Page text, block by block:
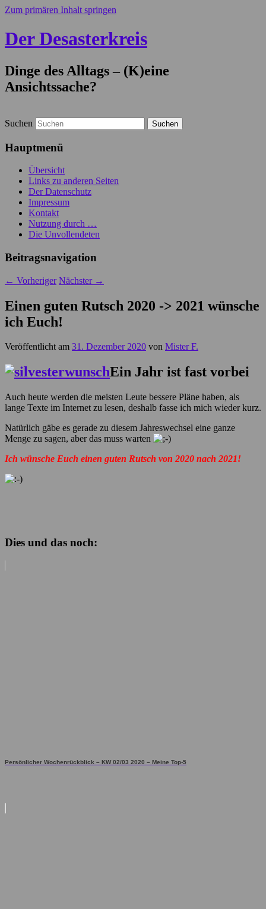
Zum primären Inhalt springen
Der Desasterkreis
Dinge des Alltags – (K)eine
Ansichtssache?
Suchen
Hauptmenü
Übersicht
Links zu anderen Seiten
Der Datenschutz
Impressum
Kontakt
Nutzung durch …
Die Unvollendeten
Beitragsnavigation
← Vorheriger Nächster →
Einen guten Rutsch 2020 -> 2021 wünsche
ich Euch!
Veröffentlicht am 31. Dezember 2020 von Mister F.
Ein Jahr ist fast vorbei
Auch heute werden die meisten Leute bessere Pläne haben, als
lange Texte im Internet zu lesen, deshalb fasse ich mich wieder kurz.
Natürlich gäbe es gerade zu diesem Jahreswechsel eine ganze
Menge zu sagen, aber das muss warten
Ich wünsche Euch einen guten Rutsch von 2020 nach 2021!
Dies und das noch:
Persönlicher Wochenrückblick – KW 02/03 2020 – Meine Top-5